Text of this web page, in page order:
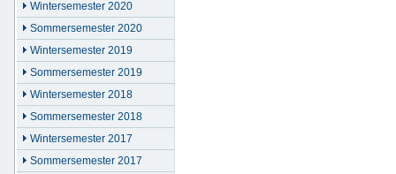
Wintersemester 2020
Sommersemester 2020
Wintersemester 2019
Sommersemester 2019
Wintersemester 2018
Sommersemester 2018
Wintersemester 2017
Sommersemester 2017